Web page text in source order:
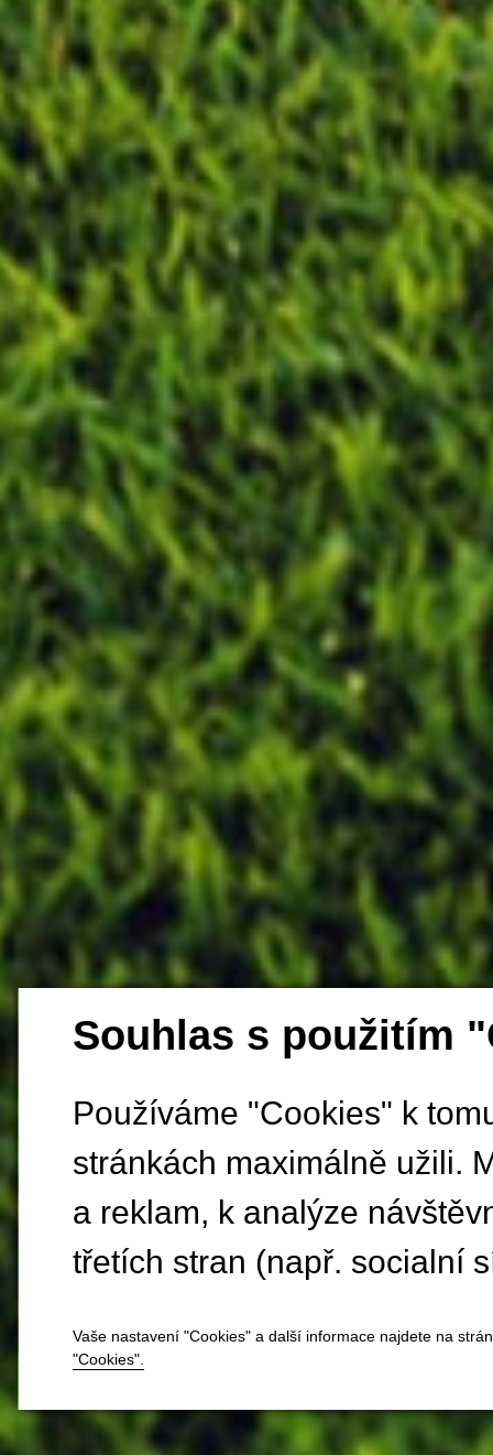
Souhlas s použitím
Používáme "Cookies" k
stránkách maximálně užili.
a reklam, k analýze
třetích stran (např. socialní
Vaše nastavení "Cookies" a další informace najdete na
"Cookies".